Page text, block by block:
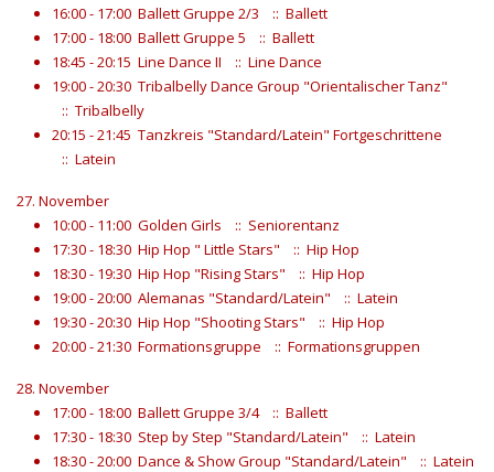
16:00 - 17:00 Ballett Gruppe 2/3
:: Ballett
17:00 - 18:00 Ballett Gruppe 5
:: Ballett
18:45 - 20:15 Line Dance II
:: Line Dance
19:00 - 20:30 Tribalbelly Dance Group "Orientalischer Tanz"
:: Tribalbelly
20:15 - 21:45 Tanzkreis "Standard/Latein" Fortgeschrittene
:: Latein
27. November
10:00 - 11:00 Golden Girls
:: Seniorentanz
17:30 - 18:30 Hip Hop " Little Stars"
:: Hip Hop
18:30 - 19:30 Hip Hop "Rising Stars"
:: Hip Hop
19:00 - 20:00 Alemanas "Standard/Latein"
:: Latein
19:30 - 20:30 Hip Hop "Shooting Stars"
:: Hip Hop
20:00 - 21:30 Formationsgruppe :: Formationsgruppen
28. November
17:00 - 18:00 Ballett Gruppe 3/4
:: Ballett
17:30 - 18:30 Step by Step "Standard/Latein"
:: Latein
18:30 - 20:00 Dance & Show Group "Standard/Latein"
:: Latein